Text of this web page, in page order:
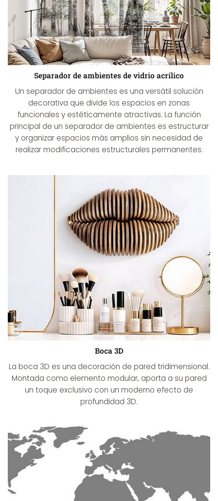
Separador de ambientes de vidrio acrílico
Un separador de ambientes es una versátil solución
decorativa que divide los espacios en zonas
funcionales y estéticamente atractivas. La función
principal de un separador de ambientes es estructurar
y organizar espacios más amplios sin necesidad de
realizar modificaciones estructurales permanentes.
Boca 3D
La boca 3D es una decoración de pared tridimensional.
Montada como elemento modular, aporta a su pared
un toque exclusivo con un moderno efecto de
profundidad 3D.